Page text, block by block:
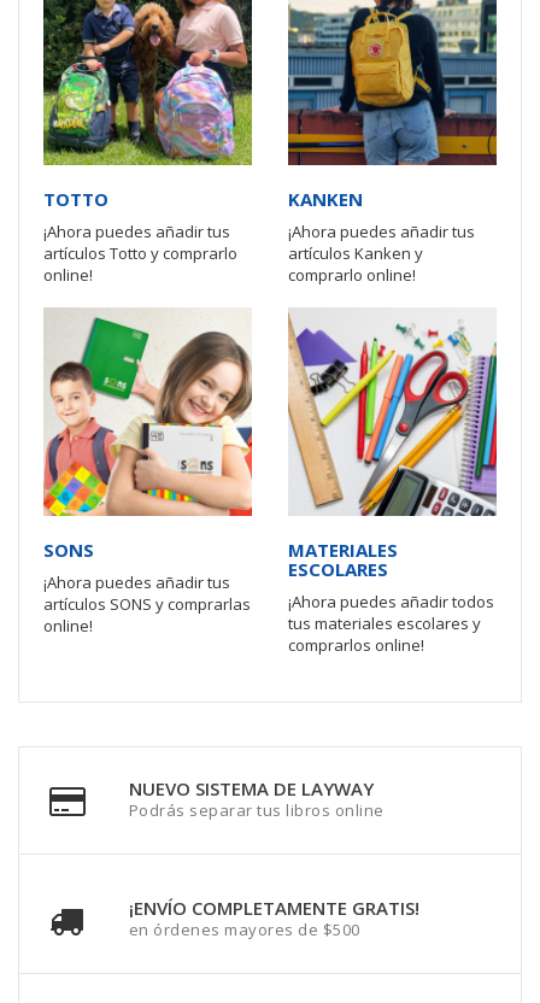
TOTTO
¡Ahora puedes añadir tus
artículos Totto y comprarlo
online!
KANKEN
¡Ahora puedes añadir tus
artículos Kanken y
comprarlo online!
SONS
¡Ahora puedes añadir tus
artículos SONS y comprarlas
online!
MATERIALES
ESCOLARES
¡Ahora puedes añadir todos
tus materiales escolares y
comprarlos online!
NUEVO SISTEMA DE LAYWAY
Podrás separar tus libros online
¡ENVÍO COMPLETAMENTE GRATIS!
en órdenes mayores de $500